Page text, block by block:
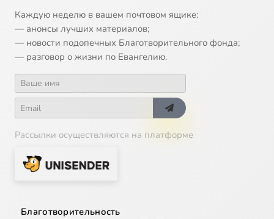
Каждую неделю в вашем почтовом ящике:
— анонсы лучших материалов;
— новости подопечных Благотворительного фонда;
— разговор о жизни по Евангелию.
Рассылки осуществляются на платформе
Благотворительность